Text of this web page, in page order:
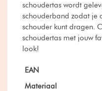
schoudertas wordt
schouderband zodat je
schouder kunt dragen.
schoudertas met jouw
look!
EAN
Materiaal